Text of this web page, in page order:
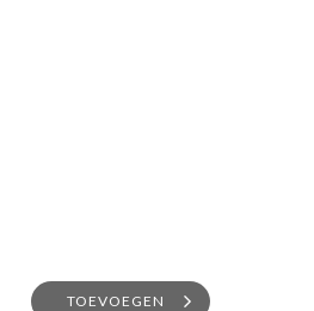
TOEVOEGEN